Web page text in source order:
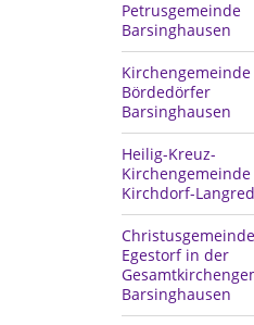
Petrusgemeinde
Barsinghausen
Kirchengemeinde
Bördedörfer
Barsinghausen
Heilig-Kreuz-
Kirchengemeinde
Kirchdorf-
Egestorf in der
Barsinghausen